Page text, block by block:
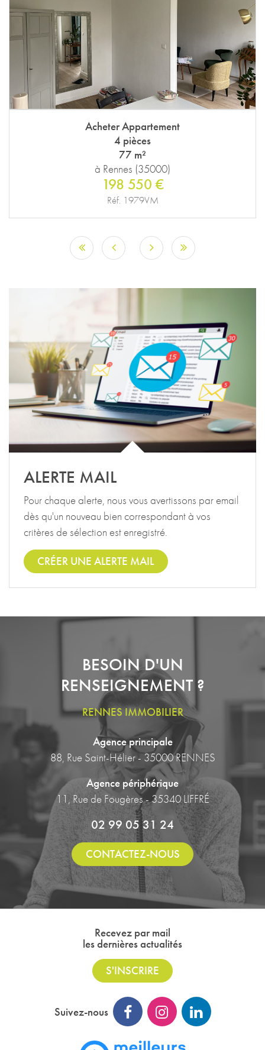
Acheter Appartement
4 pièces
77 m²
à Rennes (35000)
198 550 €
Réf. 1979VM
ALERTE MAIL
Pour chaque alerte, nous vous avertissons par email
dès qu'un nouveau bien correspondant à vos
critères de sélection est enregistré.
CRÉER UNE ALERTE MAIL
BESOIN D'UN
RENSEIGNEMENT ?
RENNES IMMOBILIER
Agence principale
88, Rue Saint-Hélier - 35000 RENNES
Agence périphérique
11, Rue de Fougères - 35340 LIFFRÉ
02 99 05 31 24
CONTACTEZ-NOUS
Recevez par mail
les dernières actualités
S'INSCRIRE
Suivez-nous